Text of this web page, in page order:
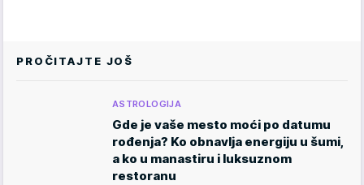
PROČITAJTE JOŠ
ASTROLOGIJA
Gde je vaše mesto moći po datumu
rođenja? Ko obnavlja energiju u šumi,
a ko u manastiru i luksuznom
restoranu